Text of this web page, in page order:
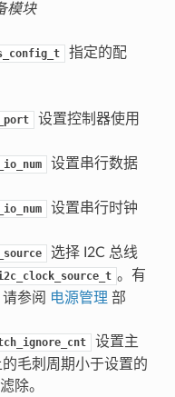
模块
指定的配
设置控制器使用
设置串行数据
设置串行时钟
选择 I2C 总线
。有
参阅 电源管理 部
设置主
毛刺周期小于设置的
除。